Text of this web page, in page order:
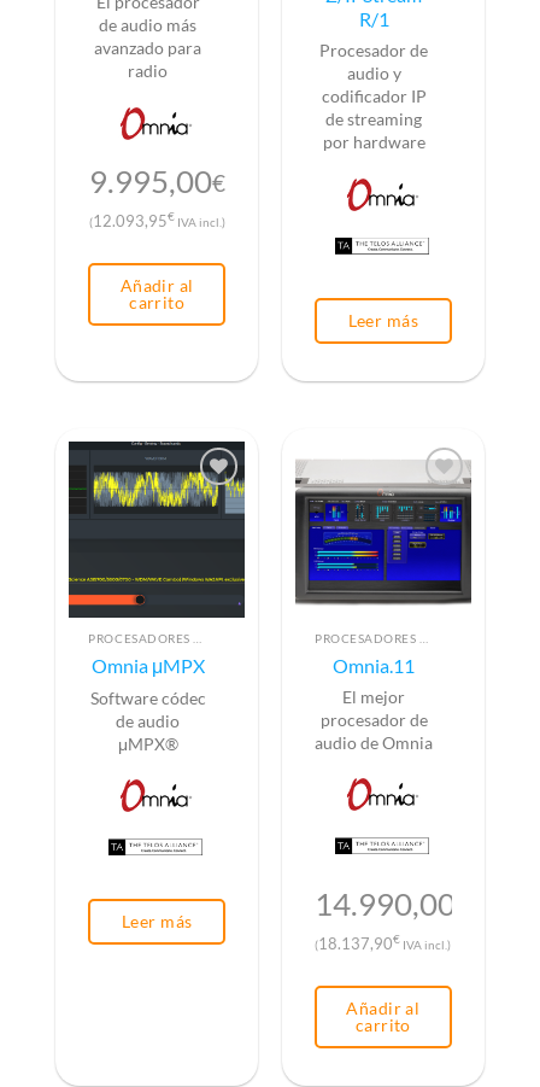
de audio más
avanzado para
radio
9.995,00€
(12.093,95€IVA incl.)
Añadir al
carrito
R/1
Procesador de
audio y
codificador IP
de streaming
por hardware
Leer más
Omnia μMPX
Software códec
de audio
μMPX®
Leer más
Omnia.11
El mejor
procesador de
audio de Omnia
14.990,00
(18.137,90€ IVA incl.)
Añadir al
carrito